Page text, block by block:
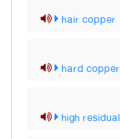
hair copper
hard copper
high